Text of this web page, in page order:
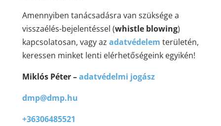
Amennyiben tanácsadásra van szüksége a
visszaélés-bejelentéssel (whistle blowing)
kapcsolatosan, vagy az adatvédelem területén,
keressen minket lenti elérhetőségeink egyikén!
Miklós Péter –adatvédelmi jogász
dmp@dmp.hu
+36306485521